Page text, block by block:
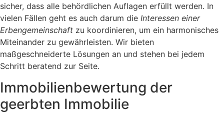
sicher, dass alle behördlichen Auflagen erfüllt werden. In
vielen Fällen geht es auch darum die Interessen einer
Erbengemeinschaft zu koordinieren, um ein harmonisches
Miteinander zu gewährleisten. Wir bieten
maßgeschneiderte Lösungen an und stehen bei jedem
Schritt beratend zur Seite.
Immobilienbewertung der
geerbten Immobilie